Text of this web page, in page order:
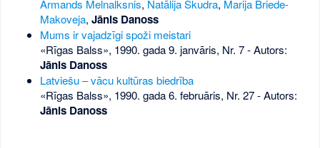
Armands Melnalksnis, Natālija Skudra, Marija Briede-
Makoveja, Jānis Danoss
Mums ir vajadzīgi spoži meistari
«Rīgas Balss», 1990. gada 9. janvāris, Nr. 7- Autors:
Jānis Danoss
Latviešu – vācu kultūras biedrība
«Rīgas Balss», 1990. gada 6. februāris, Nr. 27- Autors:
Jānis Danoss